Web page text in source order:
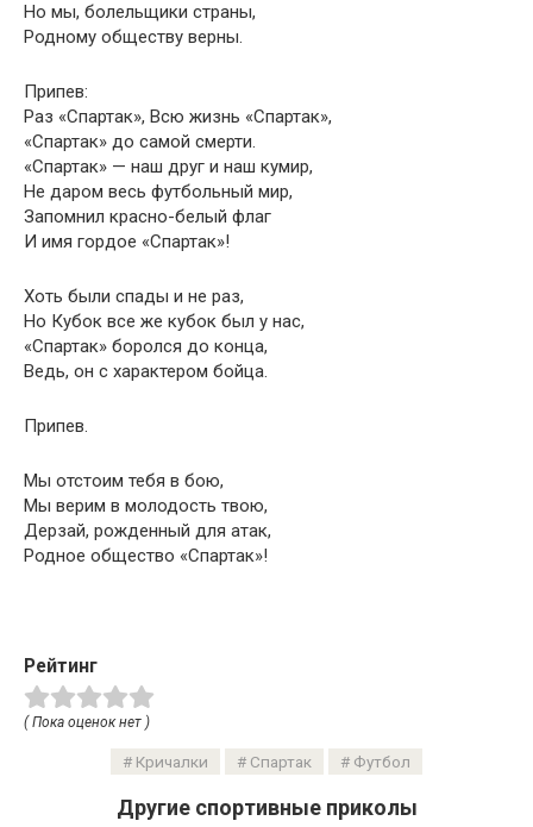
Но мы, болельщики страны,
Родному обществу верны.
Припев:
Раз «Спартак», Всю жизнь «Спартак»,
«Спартак» до самой смерти.
«Спартак» — наш друг и наш кумир,
Не даром весь футбольный мир,
Запомнил красно-белый флаг
И имя гордое «Спартак»!
Хоть были спады и не раз,
Но Кубок все же кубок был у нас,
«Спартак» боролся до конца,
Ведь, он с характером бойца.
Припев.
Мы отстоим тебя в бою,
Мы верим в молодость твою,
Дерзай, рожденный для атак,
Родное общество «Спартак»!
Рейтинг
( Пока оценок нет )
Кричалки Спартак Футбол
Другие спортивные приколы